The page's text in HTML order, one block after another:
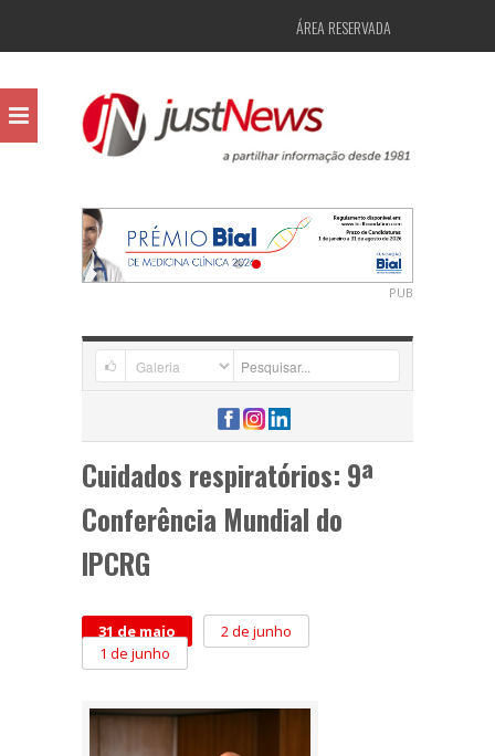
ÁREA RESERVADA
PUB
Cuidados respiratórios: 9ª
Conferência Mundial do
IPCRG
31 de maio
2 de junho
1 de junho